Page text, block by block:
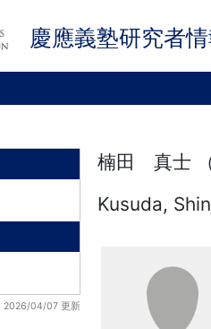
慶應義塾研究者
2026/04/07 更新
楠田 真士
Kusuda,